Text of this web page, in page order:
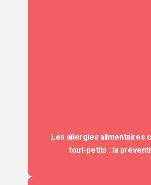
Les allergies alimentaires
tout-petits : la